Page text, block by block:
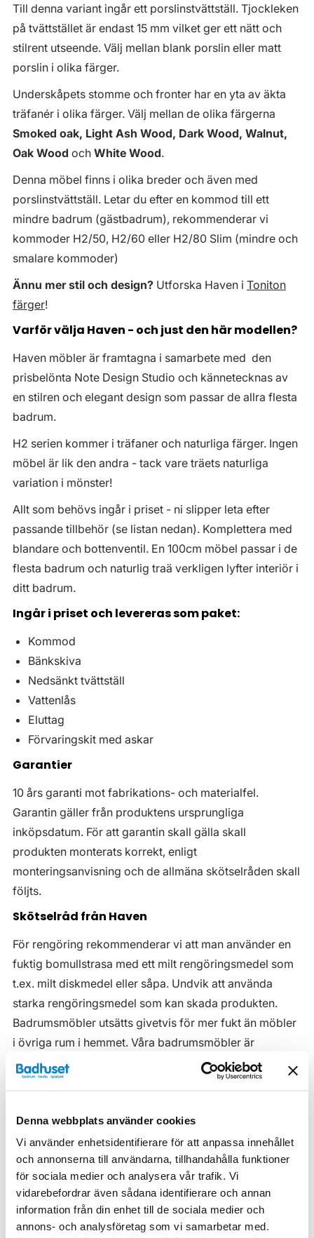
Denna webbplats använder cookies
Vi använder enhetsidentifierare för att anpassa innehållet
och annonserna till användarna, tillhandahålla funktioner
för sociala medier och analysera vår trafik. Vi
vidarebefordrar även sådana identifierare och annan
information från din enhet till de sociala medier och
annons- och analysföretag som vi samarbetar med.
Till denna variant ingår ett porslinstvättställ. Tjockleken
på tvättstället är endast 15 mm vilket ger ett nätt och
stilrent utseende. Välj mellan blank porslin eller matt
porslin i olika färger.
Underskåpets stomme och fronter har en yta av äkta
träfanér i olika färger. Välj mellan de olika färgerna
Smoked oak, Light Ash Wood, Dark Wood, Walnut,
Oak Wood och White Wood.
Denna möbel finns i olika breder och även med
porslinstvättställ. Letar du efter en kommod till ett
mindre badrum (gästbadrum), rekommenderar vi
kommoder H2/50, H2/60 eller H2/80 Slim (mindre och
smalare kommoder)
Ännu mer stil och design? Utforska Haven i Toniton
färger!
Varför välja Haven - och just den här modellen?
Haven möbler är framtagna i samarbete med den
prisbelönta Note Design Studio och kännetecknas av
en stilren och elegant design som passar de allra flesta
badrum.
H2 serien kommer i träfaner och naturliga färger. Ingen
möbel är lik den andra - tack vare träets naturliga
variation i mönster!
Allt som behövs ingår i priset - ni slipper leta efter
passande tillbehör (se listan nedan). Komplettera med
blandare och bottenventil. En 100cm möbel passar i de
flesta badrum och naturlig traä verkligen lyfter interiör i
ditt badrum.
Ingår i priset och levereras som paket:
Kommod
Bänkskiva
Nedsänkt tvättställ
Vattenlås
Eluttag
Förvaringskit med askar
Garantier
10 års garanti mot fabrikations- och materialfel.
Garantin gäller från produktens ursprungliga
inköpsdatum. För att garantin skall gälla skall
produkten monterats korrekt, enligt
monteringsanvisning och de allmäna skötselråden skall
följts.
Skötselråd från Haven
För rengöring rekommenderar vi att man använder en
fuktig bomullstrasa med ett milt rengöringsmedel som
t.ex. milt diskmedel eller såpa. Undvik att använda
starka rengöringsmedel som kan skada produkten.
Badrumsmöbler utsätts givetvis för mer fukt än möbler
i övriga rum i hemmet. Våra badrumsmöbler är
anpassade för badrummet och gjorda i fukttåliga
material. Men även om våra badrumsmöbler är det, ska
luftfuktighet.
Tänk på att se till att ventilationen är god och att
möblerna placeras på ett sådant avstånd från
badkar/dusch att vatten inte kan skvätta direkt på
möbeln. Blöta fläckar, även vanligt vatten, torkas upp
så snart som möjligt.